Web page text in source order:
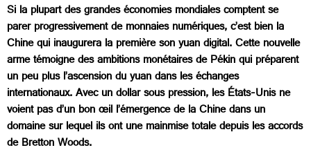
Si la plupart des grandes économies mondiales comptent se
parer progressivement de monnaies numériques, c’est bien la
Chine qui inaugurera la première son yuan digital. Cette nouvelle
arme témoigne des ambitions monétaires de Pékin qui préparent
un peu plus l’ascension du yuan dans les échanges
internationaux. Avec un dollar sous pression, les États-Unis ne
voient pas d’un bon œil l’émergence de la Chine dans un
domaine sur lequel ils ont une mainmise totale depuis les accords
de Bretton Woods.